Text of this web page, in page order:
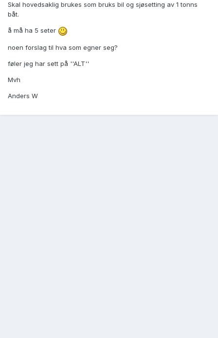
Skal hovedsaklig brukes som bruks bil og sjøsetting av 1 tonns
båt.
å må ha 5 seter
noen forslag til hva som egner seg?
føler jeg har sett på ''ALT''
Mvh
Anders W